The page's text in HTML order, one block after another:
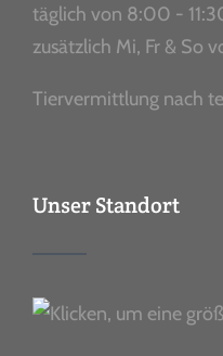
täglich von 8:00 -
zusätzlich Mi, Fr & So
Tiervermittlung nach
Unser Standort